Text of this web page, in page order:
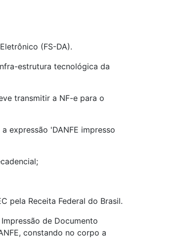
(FS-DA).
estrutura tecnológica da
transmitir a NF-e para o
expressão 'DANFE impresso
pela Receita Federal do Brasil.
de Documento
constando no corpo a